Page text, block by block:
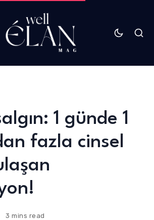
1 günde 1
fazla cinsel
3 mins read